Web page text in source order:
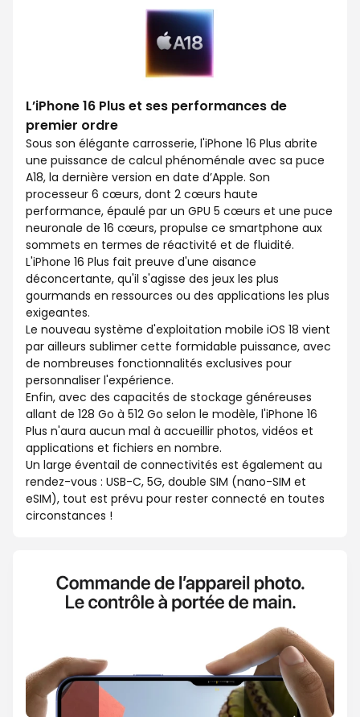
L’iPhone 16 Plus et ses performances de
premier ordre
Sous son élégante carrosserie, l'iPhone 16 Plus abrite
une puissance de calcul phénoménale avec sa puce
A18, la dernière version en date d’Apple. Son
processeur 6 cœurs, dont 2 cœurs haute
performance, épaulé par un GPU 5 cœurs et une puce
neuronale de 16 cœurs, propulse ce smartphone aux
sommets en termes de réactivité et de fluidité.
L'iPhone 16 Plus fait preuve d'une aisance
déconcertante, qu'il s'agisse des jeux les plus
gourmands en ressources ou des applications les plus
exigeantes.
Le nouveau système d'exploitation mobile iOS 18 vient
par ailleurs sublimer cette formidable puissance, avec
de nombreuses fonctionnalités exclusives pour
personnaliser l'expérience.
Enfin, avec des capacités de stockage généreuses
allant de 128 Go à 512 Go selon le modèle, l'iPhone 16
Plus n'aura aucun mal à accueillir photos, vidéos et
applications et fichiers en nombre.
Un large éventail de connectivités est également au
rendez-vous : USB-C, 5G, double SIM (nano-SIM et
eSIM), tout est prévu pour rester connecté en toutes
circonstances !